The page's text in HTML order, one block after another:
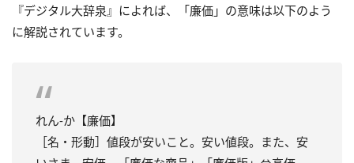
『デジタル大辞泉』によれば、「廉価」の意味は以下のよう
に解説されています。
れん‐か【廉価】
［名・形動］値段が安いこと。安い値段。また、安